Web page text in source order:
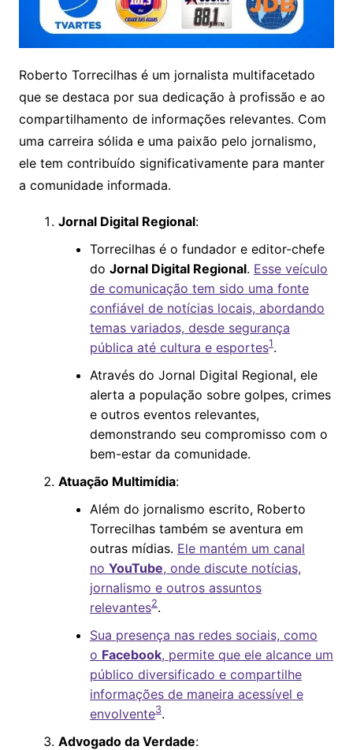
Roberto Torrecilhas é um jornalista multifacetado
que se destaca por sua dedicação à profissão e ao
compartilhamento de informações relevantes. Com
uma carreira sólida e uma paixão pelo jornalismo,
ele tem contribuído significativamente para manter
a comunidade informada.
Jornal Digital Regional:
Torrecilhas é o fundador e editor-chefe
do Jornal Digital Regional. Esse veículo
de comunicação tem sido uma fonte
confiável de notícias locais, abordando
temas variados, desde segurança
pública até cultura e esportes1.
Através do Jornal Digital Regional, ele
alerta a população sobre golpes, crimes
e outros eventos relevantes,
demonstrando seu compromisso com o
bem-estar da comunidade.
Atuação Multimídia:
Além do jornalismo escrito, Roberto
Torrecilhas também se aventura em
outras mídias. Ele mantém um canal
no YouTube, onde discute notícias,
jornalismo e outros assuntos
relevantes2.
Sua presença nas redes sociais, como
o Facebook, permite que ele alcance um
público diversificado e compartilhe
informações de maneira acessível e
envolvente3.
Advogado da Verdade: